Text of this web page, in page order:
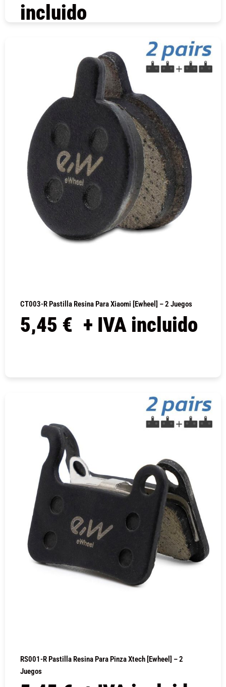
incluido
CT003-R Pastilla Resina Para Xiaomi [Ewheel] – 2 Juegos
5,45 € + IVA incluido
RS001-R Pastilla Resina Para Pinza Xtech [Ewheel] – 2
Juegos